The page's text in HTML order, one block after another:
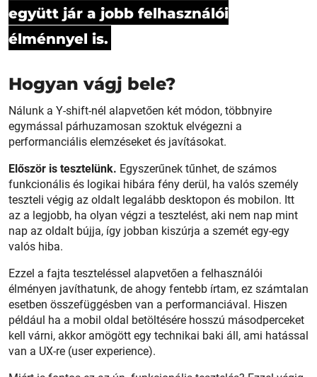
együtt jár a jobb felhasználói
élménnyel is.
Hogyan vágj bele?
Nálunk a Y-shift-nél alapvetően két módon, többnyire
egymással párhuzamosan szoktuk elvégezni a
performanciális elemzéseket és javításokat.
Először is tesztelünk. Egyszerűnek tűnhet, de számos
funkcionális és logikai hibára fény derül, ha valós személy
teszteli végig az oldalt legalább desktopon és mobilon. Itt
az a legjobb, ha olyan végzi a tesztelést, aki nem nap mint
nap az oldalt bújja, így jobban kiszúrja a szemét egy-egy
valós hiba.
Ezzel a fajta teszteléssel alapvetően a felhasználói
élményen javíthatunk, de ahogy fentebb írtam, ez számtalan
esetben összefüggésben van a performanciával. Hiszen
például ha a mobil oldal betöltésére hosszú másodperceket
kell várni, akkor amögött egy technikai baki áll, ami hatással
van a UX-re (user experience).